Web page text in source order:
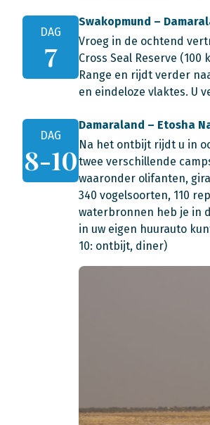
DAG
7
Swakopmund –
Vroeg in de ochtend
Cross Seal Reserve
Range en rijdt verder
en eindeloze vlaktes. U
DAG
8-10
Damaraland – Etosha
Na het ontbijt rijdt u in
twee verschillende
waaronder olifanten,
340 vogelsoorten, 110
waterbronnen heb je in
in uw eigen huurauto
10: ontbijt, diner)